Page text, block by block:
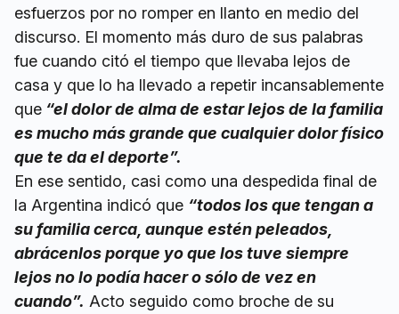
esfuerzos por no romper en llanto en medio del
discurso. El momento más duro de sus palabras
fue cuando citó el tiempo que llevaba lejos de
casa y que lo ha llevado a repetir incansablemente
que “el dolor de alma de estar lejos de la familia
es mucho más grande que cualquier dolor físico
que te da el deporte”.
En ese sentido, casi como una despedida final de
la Argentina indicó que “todos los que tengan a
su familia cerca, aunque estén peleados,
abrácenlos porque yo que los tuve siempre
lejos no lo podía hacer o sólo de vez en
cuando”. Acto seguido como broche de su